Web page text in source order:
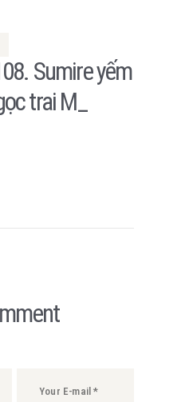
Sumire yếm
trai M_